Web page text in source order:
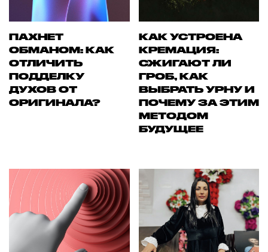
ПАХНЕТ
ОБМАНОМ: КАК
ОТЛИЧИТЬ
ПОДДЕЛКУ
ДУХОВ ОТ
ОРИГИНАЛА?
КАК УСТРОЕНА
КРЕМАЦИЯ:
СЖИГАЮТ ЛИ
ГРОБ, КАК
ВЫБРАТЬ УРНУ И
ПОЧЕМУ ЗА ЭТИМ
МЕТОДОМ
БУДУЩЕЕ